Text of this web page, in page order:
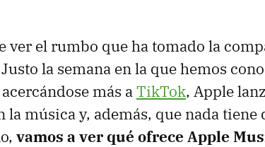
ver el rumbo que ha tomado la
la semana en la que hemos
más aTikTok, Apple
la música y, además, que nada tiene
vamos a ver qué ofrece Apple